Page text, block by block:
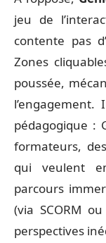
jeu de
contente pas
Zones
poussée,
l’engagement.
pédagogique :
formateurs,
qui veulent
parcours
(via SCORM
perspectives